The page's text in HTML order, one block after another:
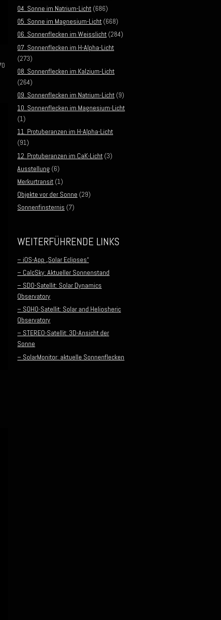
04. Sonne im Natrium-Licht (686)
05. Sonne im Magnesium-Licht (668)
06. Sonnenflecken im Weisslicht (284)
07. Sonnenflecken im H-Alpha-Licht
(273)
08. Sonnenflecken im Kalzium-Licht
(264)
09. Sonnenflecken im Natrium-Licht (9)
10. Sonnenflecken im Magnesium-Licht
(1)
11. Protuberanzen im H-Alpha-Licht
(91)
12. Protuberanzen im CaK-Licht (3)
Ausstellung (6)
Merkurtransit (1)
Objekte vor der Sonne (29)
Sonnenfinsternis (7)
WEITERFÜHRENDE LINKS
– iOS-App „Solar Eclipses“
– CalcSky: Aktueller Sonnenstand
– SDO-Satellit: Solar Dynamics
Observatory
– SOHO-Satellit: Solar and Heliosheric
Observatory
– STEREO-Satellit: 3D-Ansicht der
Sonne
– SolarMonitor: aktuelle Sonnenflecken